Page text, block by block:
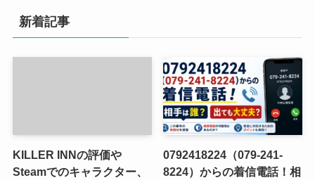
新着記事
KILLER INNの評価や
Steamでのキャラクター、
0792418224（079-241-
8224）からの着信電話！相